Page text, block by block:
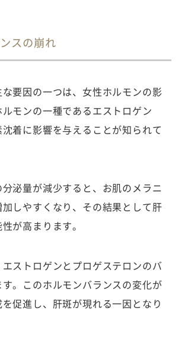
スの崩れ
要因の一つは、女性ホルモンの影
モンの一種であるエストロゲン
着に影響を与えることが知られて
泌量が減少すると、お肌のメラニ
しやすくなり、その結果として肝
が高まります。
ストロゲンとプロゲステロンのバ
。このホルモンバランスの変化が
促進し、肝斑が現れる一因となり